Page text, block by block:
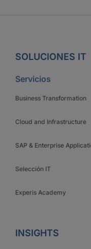
SOLUCIONES IT
Servicios
Business Transformation
Cloud and Infrastructure
SAP & Enterprise
Selección IT
Experis Academy
INSIGHTS